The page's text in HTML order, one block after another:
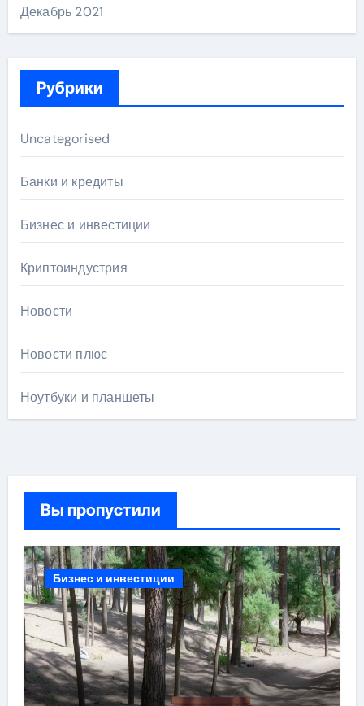
Декабрь 2021
Рубрики
Uncategorised
Банки и кредиты
Бизнес и инвестиции
Криптоиндустрия
Новости
Новости плюс
Ноутбуки и планшеты
Вы пропустили
Бизнес и инвестиции